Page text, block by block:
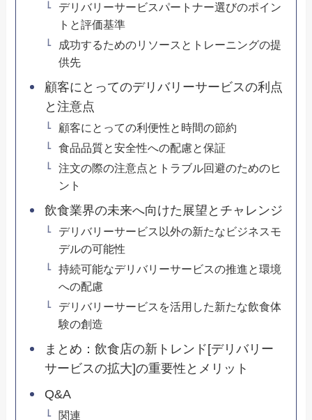
デリバリーサービスパートナー選びのポイン
トと評価基準
成功するためのリソースとトレーニングの提
供先
顧客にとってのデリバリーサービスの利点
と注意点
顧客にとっての利便性と時間の節約
食品品質と安全性への配慮と保証
注文の際の注意点とトラブル回避のためのヒ
ント
飲食業界の未来へ向けた展望とチャレンジ
デリバリーサービス以外の新たなビジネスモ
デルの可能性
持続可能なデリバリーサービスの推進と環境
への配慮
デリバリーサービスを活用した新たな飲食体
験の創造
まとめ：飲食店の新トレンド[デリバリー
サービスの拡大]の重要性とメリット
Q&A
関連